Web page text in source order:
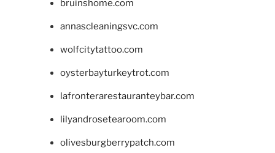
bruinshome.com
annascleaningsvc.com
wolfcitytattoo.com
oysterbayturkeytrot.com
lafronterarestauranteybar.com
lilyandrosetearoom.com
olivesburgberrypatch.com